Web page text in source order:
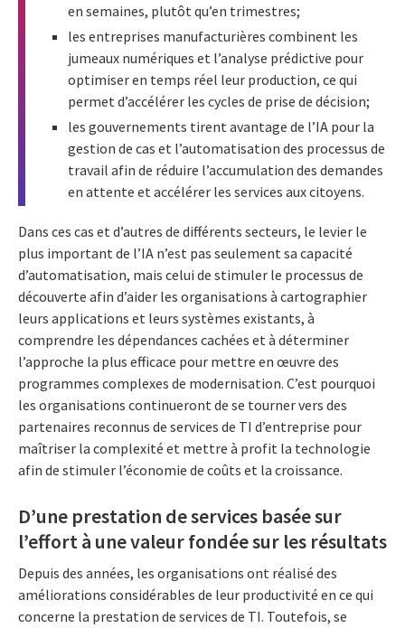
en semaines, plutôt qu’en trimestres;
les entreprises manufacturières combinent les
jumeaux numériques et l’analyse prédictive pour
optimiser en temps réel leur production, ce qui
permet d’accélérer les cycles de prise de décision;
les gouvernements tirent avantage de l’IA pour la
gestion de cas et l’automatisation des processus de
travail afin de réduire l’accumulation des demandes
en attente et accélérer les services aux citoyens.
Dans ces cas et d’autres de différents secteurs, le levier le
plus important de l’IA n’est pas seulement sa capacité
d’automatisation, mais celui de stimuler le processus de
découverte afin d’aider les organisations à cartographier
leurs applications et leurs systèmes existants, à
comprendre les dépendances cachées et à déterminer
l’approche la plus efficace pour mettre en œuvre des
programmes complexes de modernisation. C’est pourquoi
les organisations continueront de se tourner vers des
partenaires reconnus de services de TI d’entreprise pour
maîtriser la complexité et mettre à profit la technologie
afin de stimuler l’économie de coûts et la croissance.
D’une prestation de services basée sur
l’effort à une valeur fondée sur les résultats
Depuis des années, les organisations ont réalisé des
améliorations considérables de leur productivité en ce qui
concerne la prestation de services de TI. Toutefois, se